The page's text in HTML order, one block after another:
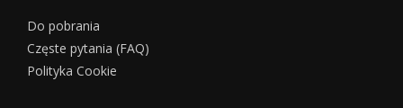
Do pobrania
Częste pytania (FAQ)
Polityka Cookie